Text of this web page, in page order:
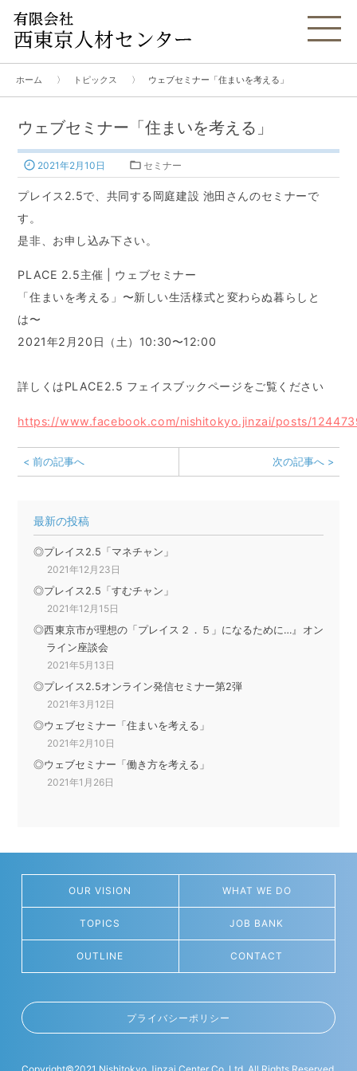
OUR VISION
私たちが目指すもの
WHAT WE DO
TOPICS
トピックス
JOB BANK
OUTLINE
会社概要
ホーム トピックス ウェブセミナー「住まいを考える」
ウェブセミナー「住まいを考える」
2021年2月10日 セミナー
プレイス2.5で、共同する岡庭建設 池田さんのセミナーで
す。
是非、お申し込み下さい。
PLACE 2.5主催 | ウェブセミナー
「住まいを考える」〜新しい生活様式と変わらぬ暮らしと
は〜
2021年2月20日（土）10:30〜12:00
詳しくはPLACE2.5 フェイスブックページをご覧ください
https://www.facebook.com/nishitokyo.jinzai/posts/
< 前の記事へ 次の記事へ >
最新の投稿
プレイス2.5「マネチャン」
2021年12月23日
プレイス2.5「すむチャン」
2021年12月15日
西東京市が理想の「プレイス２．５」になるために…』オン
ライン座談会
2021年5月13日
プレイス2.5オンライン発信セミナー第2弾
2021年3月12日
ウェブセミナー「住まいを考える」
2021年2月10日
ウェブセミナー「働き方を考える」
2021年1月26日
OUR VISION WHAT WE DO
TOPICS JOB BANK
OUTLINE CONTACT
プライバシーポリシー